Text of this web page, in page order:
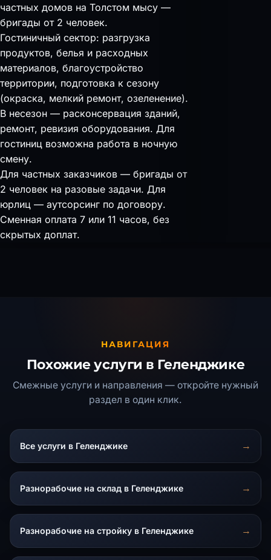
частных домов на Толстом мысу —
бригады от 2 человек.
Гостиничный сектор: разгрузка
продуктов, белья и расходных
материалов, благоустройство
территории, подготовка к сезону
(окраска, мелкий ремонт, озеленение).
В несезон — расконсервация зданий,
ремонт, ревизия оборудования. Для
гостиниц возможна работа в ночную
смену.
Для частных заказчиков — бригады от
2 человек на разовые задачи. Для
юрлиц — аутсорсинг по договору.
Сменная оплата 7 или 11 часов, без
скрытых доплат.
НАВИГАЦИЯ
Похожие услуги в Геленджике
Смежные услуги и направления — откройте нужный
раздел в один клик.
Все услуги в Геленджике
Разнорабочие на склад в Геленджике
Разнорабочие на стройку в Геленджике